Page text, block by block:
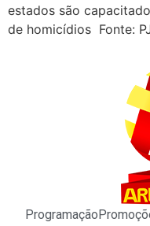
estados são
de homicídios Fonte:
Programação